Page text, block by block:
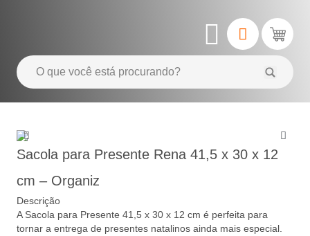
Sacola para Presente Rena 41,5 x 30 x 12
cm – Organiz
Descrição
A Sacola para Presente 41,5 x 30 x 12 cm é perfeita para
tornar a entrega de presentes natalinos ainda mais especial.